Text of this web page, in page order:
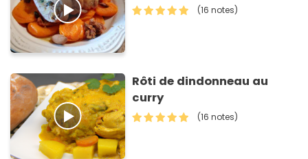
(16 notes)
Rôti de dindonneau au
curry
(16 notes)